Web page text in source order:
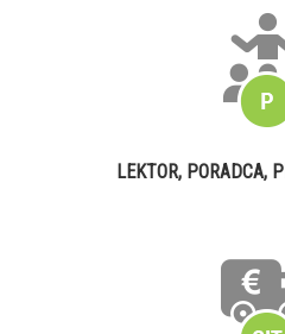
LEKTOR, PORADCA,